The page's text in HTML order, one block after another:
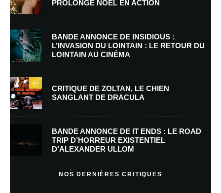
Nom*
E-mail* Site web
Enregistrer mon nom, mon e-mail et mon site dans le navigateur pour
mon prochain commentaire.
Prévenez-moi de tous les nouveaux commentaires par e-mail.
PROLONGE NOËL EN ACTION
BANDE ANNONCE DE INSIDIOUS :
L’INVASION DU LOINTAIN : LE RETOUR DU
LOINTAIN AU CINÉMA
7.5
CRITIQUE DE ZOLTAN, LE CHIEN
SANGLANT DE DRACULA
BANDE ANNONCE DE IT ENDS : LE ROAD
TRIP D’HORREUR EXISTENTIEL
D’ALEXANDER ULLOM
NOS DERNIÈRES CRITIQUES